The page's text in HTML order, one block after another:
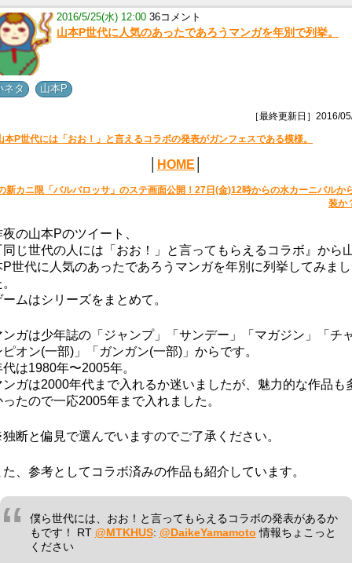
2016/5/25(水) 12:00 36コメント
山本P世代に人気のあったであろうマンガを年別で列挙。
ネタ 山本P
［最終更新日］2016/
本P世代には「おお！」と言えるコラボの発表がガンフェスである模様。
HOME
新カニ限「バルバロッサ」のステ画面公開！27日(金)12時からの水カーニバルか
装か
夜の山本Pのツイート、
同じ世代の人には「おお！」と言ってもらえるコラボ』から
P世代に人気のあったであろうマンガを年別に列挙してみまし
ームはシリーズをまとめて。
ンガは少年誌の「ジャンプ」「サンデー」「マガジン」「チ
ピオン(一部)」「ガンガン(一部)」からです。
代は1980年〜2005年。
ンガは2000年代まで入れるか迷いましたが、魅力的な作品も
ったので一応2005年まで入れました。
断と偏見で選んでいますのでご了承ください。
た、参考としてコラボ済みの作品も紹介しています。
僕ら世代には、おお！と言ってもらえるコラボの発表があるか
もです！ RT @MTKHUS: @DaikeYamamoto 情報ちょこっと
ください